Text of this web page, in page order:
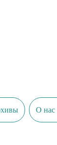
О нас